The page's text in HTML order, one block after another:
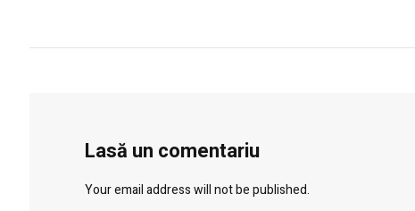
Lasă un comentariu
Your email address will not be published.